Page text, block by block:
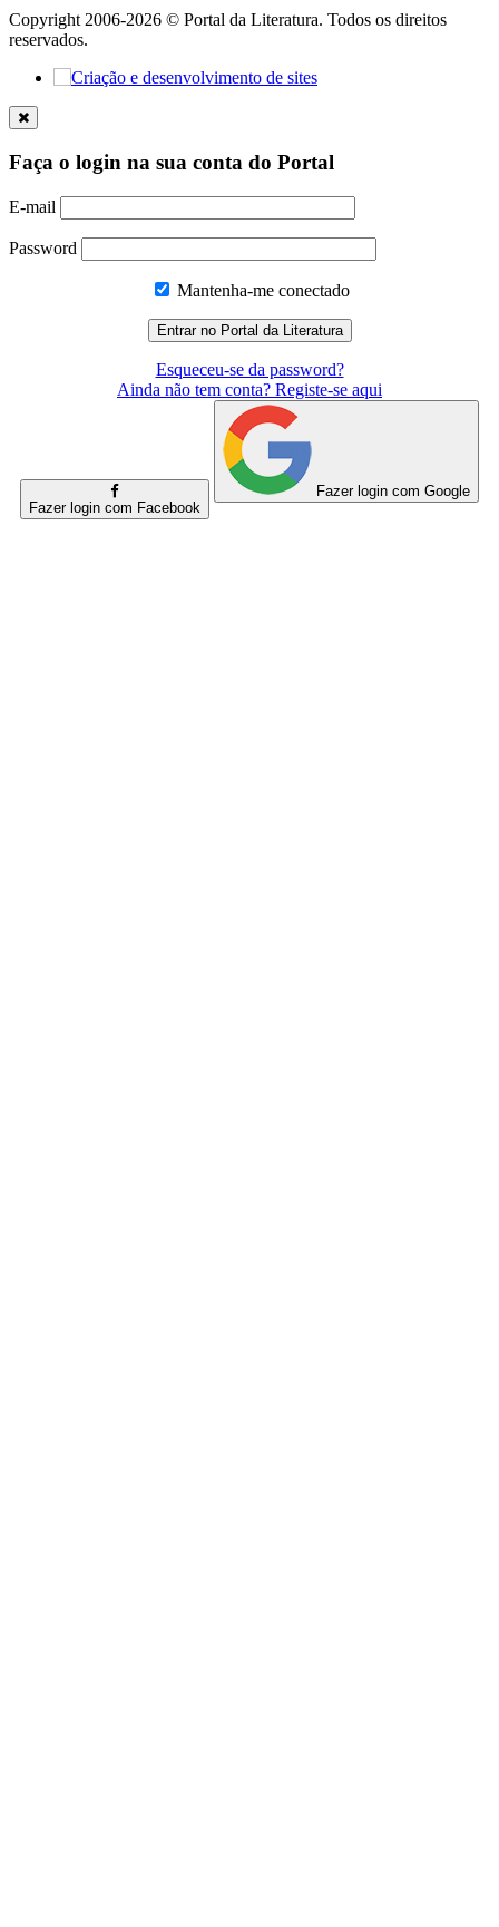
Copyright 2006-2026 © Portal da Literatura. Todos os direitos
reservados.
Faça o login na sua conta do Portal
E-mail
Password
Mantenha-me conectado
Esqueceu-se da password?
Ainda não tem conta? Registe-se aqui
Fazer login com Facebook
Fazer login com Google